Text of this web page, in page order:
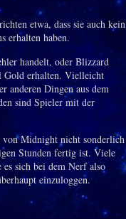
etwa, dass sie auch kein
erhalten haben.
handelt, oder Blizzard
Gold erhalten. Vielleicht
anderen Dingen aus dem
sind Spieler mit der
von Midnight nicht sonderlich
Stunden fertig ist. Viele
sich bei dem Nerf also
einzuloggen.